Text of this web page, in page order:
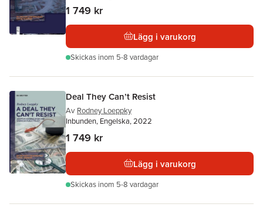
1 749 kr
Lägg i varukorg
Skickas inom 5-8 vardagar
Deal They Can’t Resist
Av Rodney Loeppky
Inbunden, Engelska, 2022
1 749 kr
Lägg i varukorg
Skickas inom 5-8 vardagar